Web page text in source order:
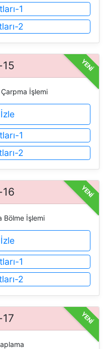
1
2
YENİ
Çarpma İşlemi
1
2
YENİ
Bölme İşlemi
1
2
YENİ